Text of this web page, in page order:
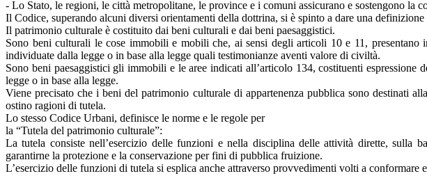
- Lo Stato, le regioni, le città metropolitane, le province e i comuni assicurano e sostengono
Il Codice, superando alcuni diversi orientamenti della dottrina, si è spinto a dare una
Il patrimonio culturale è costituito dai beni culturali e dai beni paesaggistici.
Sono beni culturali le cose immobili e mobili che, ai sensi degli articoli 10 e 11,
individuate dalla legge o in base alla legge quali testimonianze aventi valore di civiltà.
Sono beni paesaggistici gli immobili e le aree indicati all’articolo 134, costituenti
legge o in base alla legge.
Viene precisato che i beni del patrimonio culturale di appartenenza pubblica sono destinati
ostino ragioni di tutela.
Lo stesso Codice Urbani, definisce le norme e le regole per
la “Tutela del patrimonio culturale”:
La tutela consiste nell’esercizio delle funzioni e nella disciplina delle attività dirette, sulla
garantirne la protezione e la conservazione per fini di pubblica fruizione.
L’esercizio delle funzioni di tutela si esplica anche attraverso provvedimenti volti a